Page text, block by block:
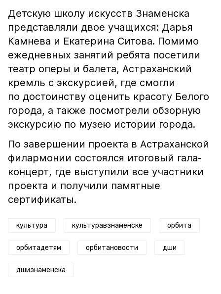
Детскую школу искусств Знаменска
представляли двое учащихся: Дарья
Камнева и Екатерина Ситова. Помимо
ежедневных занятий ребята посетили
театр оперы и балета, Астраханский
кремль с экскурсией, где смогли
по достоинству оценить красоту Белого
города, а также посмотрели обзорную
экскурсию по музею истории города.
По завершении проекта в Астраханской
филармонии состоялся итоговый гала-
концерт, где выступили все участники
проекта и получили памятные
сертификаты.
культура культуравзнаменске орбита
орбитадетям орбитановости дши
дшизнаменска